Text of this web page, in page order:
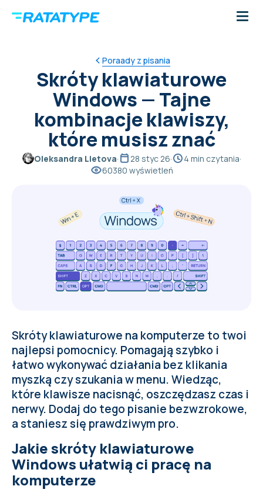
Poraady z pisania
Skróty klawiaturowe
Windows — Tajne
kombinacje klawiszy,
które musisz znać
Oleksandra Lietova· 28 styc 26· 4 min czytania·
60380 wyświetleń
Skróty klawiaturowe na komputerze to twoi
najlepsi pomocnicy. Pomagają szybko i
łatwo wykonywać działania bez klikania
myszką czy szukania w menu. Wiedząc,
które klawisze nacisnąć, oszczędzasz czas i
nerwy. Dodaj do tego pisanie bezwzrokowe,
a staniesz się prawdziwym pro.
Jakie skróty klawiaturowe
Windows ułatwią ci pracę na
komputerze